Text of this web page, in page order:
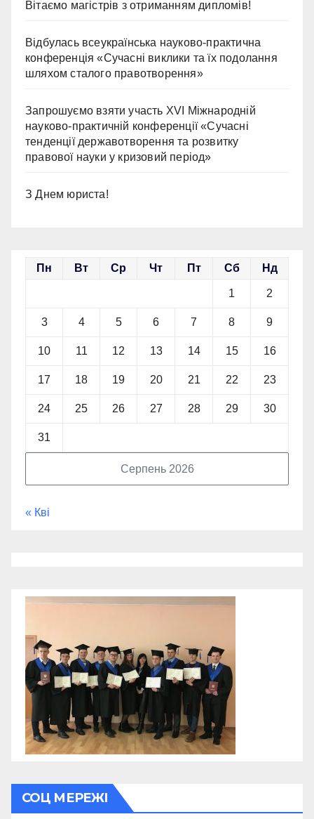
Вітаємо магістрів з отриманням дипломів!
Відбулась всеукраїнська науково-практична
конференція «Сучасні виклики та їх подолання
шляхом сталого правотворення»
Запрошуємо взяти участь ХVІ Міжнародній
науково-практичній конференції «Сучасні
тенденції державотворення та розвитку
правової науки у кризовий період»
З Днем юриста!
Серпень 2026
Пн Вт Ср Чт Пт Сб Нд
1 2
3 4 5 6 7 8 9
10 11 12 13 14 15 16
17 18 19 20 21 22 23
24 25 26 27 28 29 30
31
« Кві
СОЦ МЕРЕЖІ